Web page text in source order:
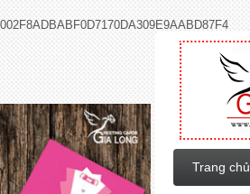
002F8ADBABF0D7170DA309E9AABD87F4
Trang chủ